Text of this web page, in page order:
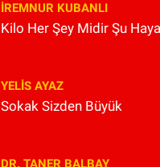
İREMNUR KUBANLI
Kilo Her Şey Midir Şu
YELIS AYAZ
Sokak Sizden Büyük
DR. TANER BALBAY